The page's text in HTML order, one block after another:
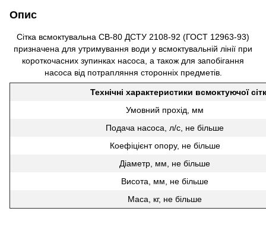
Опис
Сітка всмоктувальна СВ-80 ДСТУ 2108-92 (ГОСТ 12963-93)
призначена для утримування води у всмоктувальній лінії при
короткочасних зупинках насоса, а також для запобігання
насоса від потрапляння сторонніх предметів.
Технічні характеристики всмоктуючої
Умовний прохід, мм
Подача насоса, л/с, не більше
Коефіцієнт опору, не більше
Діаметр, мм, не більше
Висота, мм, не більше
Маса, кг, не більше